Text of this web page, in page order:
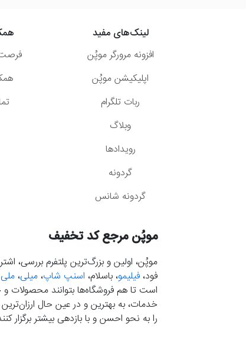
لینک‌های مفید
افزونه مرورگر موپُن
اپلیکیشن موپُن
ربات تلگرام
وبلاگ
رویدادها
گردونه
گردونه شانس
موپُن مرجع کد تخفیف
موپُن، اولین و بزرگ‌ترین پلتفرم بررسی،
فود، فیلیمو، باسلام، اسنپ شاپ، میلی،
است تا هم فروشگاه‌ها بتوانند محصولات و
خدمات، به بهترین و در عین حال
را به نحو احسن و با بازدهی بیشتر برگزار